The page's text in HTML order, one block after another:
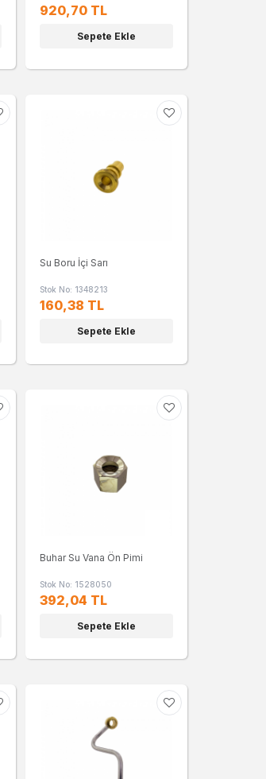
920,70 TL
Sepete Ekle
Su Boru İçi Sarı
Stok No: 1348213
160,38 TL
Sepete Ekle
Buhar Su Vana Ön Pimi
Stok No: 1528050
392,04 TL
Sepete Ekle